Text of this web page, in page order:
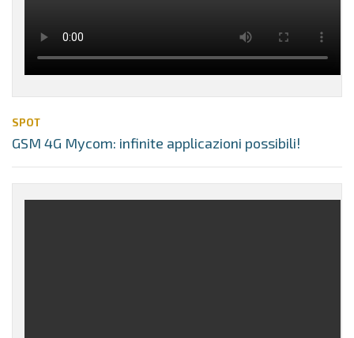
SPOT
GSM 4G Mycom: infinite applicazioni possibili!